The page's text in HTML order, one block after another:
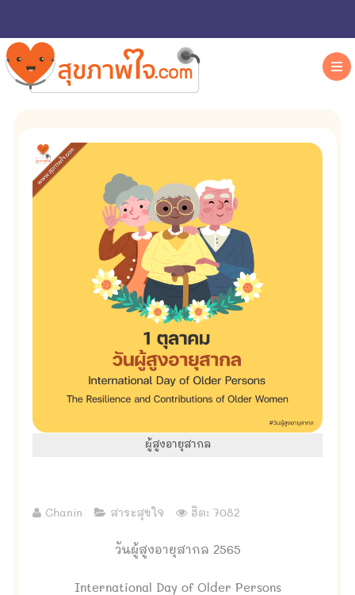
ผู้สูงอายุสากล
Chanin สาระสุขใจ ฮิต: 7082
วันผู้สูงอายุสากล 2565
International Day of Older Persons